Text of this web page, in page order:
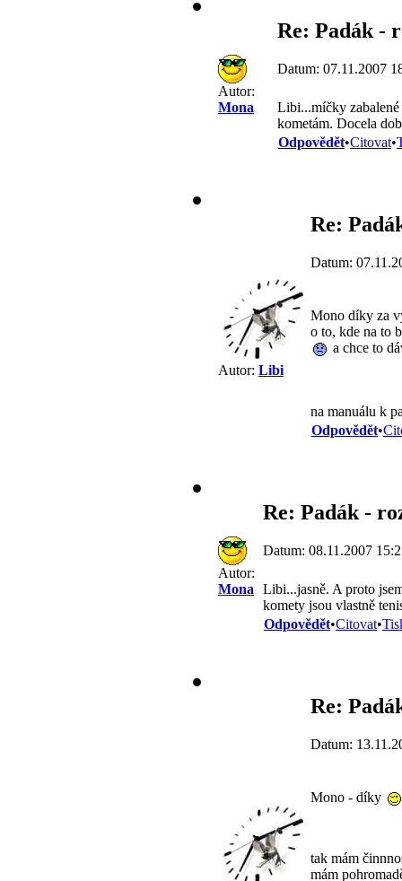
Autor:
Mona
Re: Padák -
Datum: 07.11.2007
Libi...míčky zabalené
kometám. Docela
Odpovědět•Citovat•
Autor: Libi
Re:
Datum:
Mono díky za
o to, kde na to
a chce to
na manuálu k
Odpovědět•
Autor:
Mona
Re: Padák -
Datum: 08.11.2007
Libi...jasně. A proto
komety jsou vlastně
Odpovědět•Citovat•
Re:
Datum:
Mono - díky
tak mám
mám